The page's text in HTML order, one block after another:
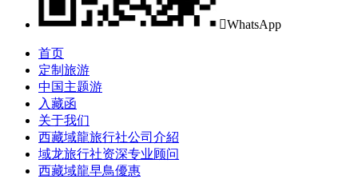
WhatsApp
首页
定制旅游
中国主题游
入藏函
关于我们
西藏域龍旅行社公司介紹
域龙旅行社资深专业顾问
西藏域龍早鳥優惠